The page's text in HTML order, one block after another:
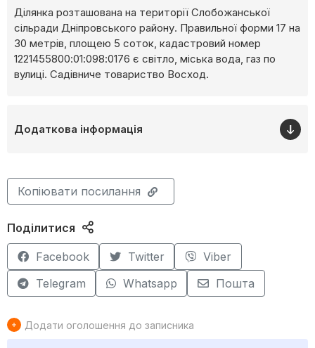
Ділянка розташована на території Слобожанської
сільради Дніпровського району. Правильної форми 17 на
30 метрів, площею 5 соток, кадастровий номер
1221455800:01:098:0176 є світло, міська вода, газ по
вулиці. Садівниче товариство Восход.
Додаткова інформація
Копіювати посилання
Поділитися
Facebook Twitter
Viber
Telegram
Whatsapp Пошта
Додати оголошення до записника